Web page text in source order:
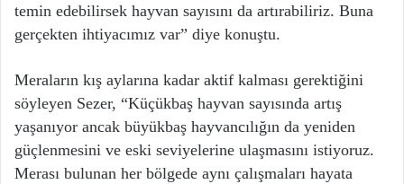
temin edebilirsek hayvan sayısını da artırabiliriz. Buna
gerçekten ihtiyacımız var” diye konuştu.
Meraların kış aylarına kadar aktif kalması gerektiğini
söyleyen Sezer, “Küçükbaş hayvan sayısında artış
yaşanıyor ancak büyükbaş hayvancılığın da yeniden
güçlenmesini ve eski seviyelerine ulaşmasını istiyoruz.
Merası bulunan her bölgede aynı çalışmaları hayata